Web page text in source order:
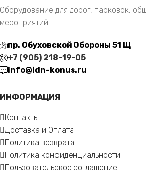
Оборудование для дорог, парковок,
мероприятий
пр. Обуховской Обороны 51 Щ
+7 (905) 218-19-05
info@idn-konus.ru
ИНФОРМАЦИЯ
Контакты
Доставка и Оплата
Политика возврата
Политика конфиденциальности
Пользовательское соглашение